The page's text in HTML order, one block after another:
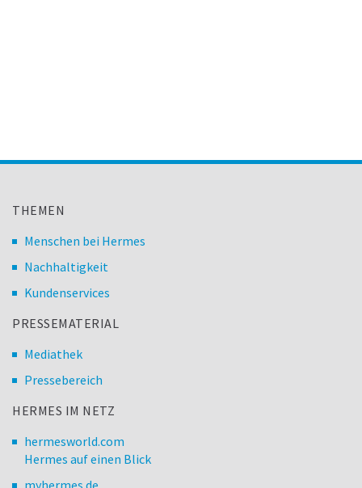
THEMEN
Menschen bei Hermes
Nachhaltigkeit
Kundenservices
PRESSEMATERIAL
Mediathek
Pressebereich
HERMES IM NETZ
hermesworld.com
Hermes auf einen Blick
myhermes.de